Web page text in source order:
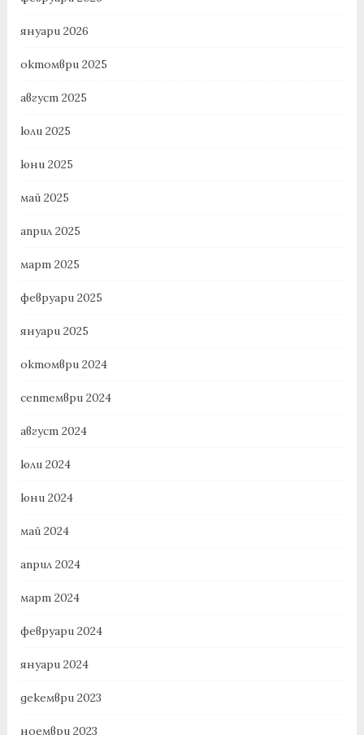
януари 2026
октомври 2025
август 2025
юли 2025
юни 2025
май 2025
април 2025
март 2025
февруари 2025
януари 2025
октомври 2024
септември 2024
август 2024
юли 2024
юни 2024
май 2024
април 2024
март 2024
февруари 2024
януари 2024
декември 2023
ноември 2023